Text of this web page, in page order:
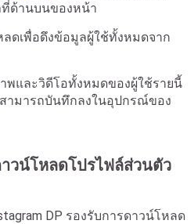
ด้านบนของหน้า
ดเพื่อดึงข้อมูลผู้ใช้ทั้งหมดจาก
พและวิดีโอทั้งหมดของผู้ใช้รายนี้
ามารถบันทึกลงในอุปกรณ์ของ
าวน์โหลดโปรไฟล์ส่วนตัว
DP รองรับการดาวน์โหลด